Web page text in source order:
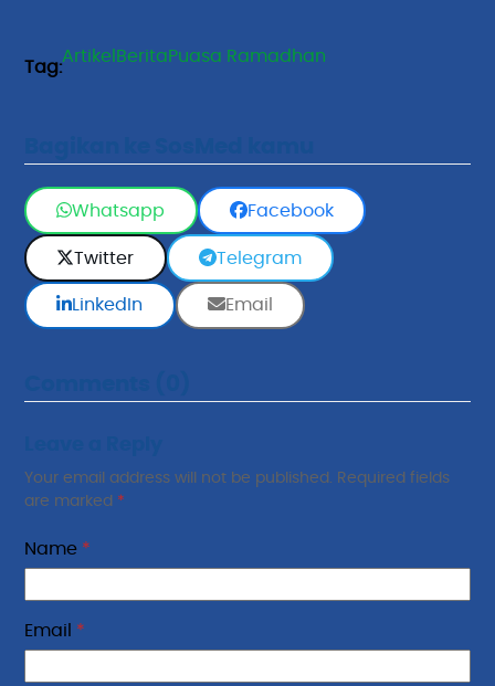
Artikel BeritaPuasa Ramadhan
Whatsapp Facebook
Twitter Telegram
LinkedIn Email
Your email address will not be published.
Required fields
are marked *
Name *
Email *